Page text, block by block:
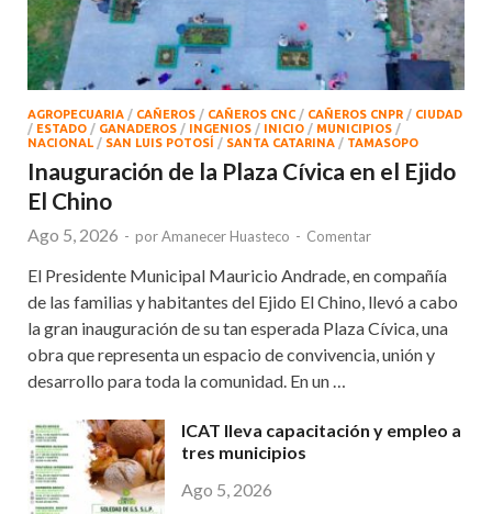
AGROPECUARIA / CAÑEROS / CAÑEROS CNC / CAÑEROS CNPR / CIUDAD
/ ESTADO / GANADEROS / INGENIOS / INICIO / MUNICIPIOS /
NACIONAL / SAN LUIS POTOSÍ / SANTA CATARINA / TAMASOPO
Inauguración de la Plaza Cívica en el Ejido
El Chino
Ago 5, 2026 - porAmanecer Huasteco - Comentar
El Presidente Municipal Mauricio Andrade, en compañía
de las familias y habitantes del Ejido El Chino, llevó a cabo
la gran inauguración de su tan esperada Plaza Cívica, una
obra que representa un espacio de convivencia, unión y
desarrollo para toda la comunidad. En un …
ICAT lleva capacitación y empleo a
tres municipios
Ago 5, 2026